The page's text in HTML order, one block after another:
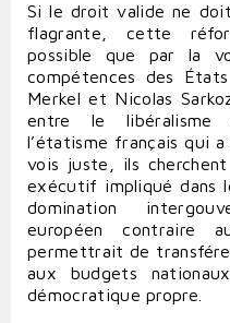
Si le droit valide ne
flagrante, cette
possible que par la
compétences des
Merkel et Nicolas
entre le libéralisme
l’étatisme français qui
vois juste, ils
exécutif impliqué dans
domination
européen contraire
permettrait de
aux budgets
démocratique propre.